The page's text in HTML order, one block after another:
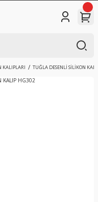
KALIPLARI TUĞLA DESENLİ SİLİKON